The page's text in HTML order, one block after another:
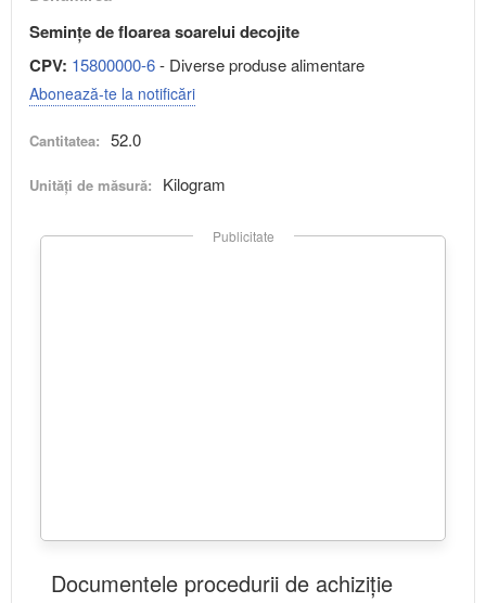
Seminţe de floarea soarelui decojite
CPV: 15800000-6- Diverse produse alimentare
Abonează-te la notificări
Cantitatea: 52.0
Unități de măsură: Kilogram
Publicitate
Documentele procedurii de achiziție